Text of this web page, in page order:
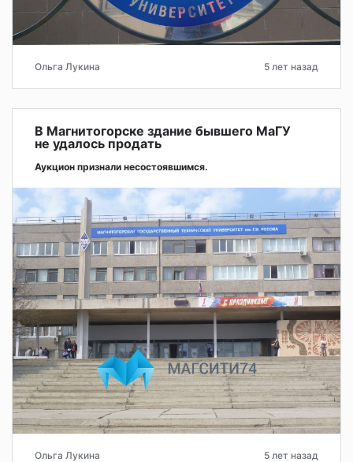
Ольга Лукина 5 лет назад
В Магнитогорске здание бывшего МаГУ
не удалось продать
Аукцион признали несостоявшимся.
Ольга Лукина 5 лет назад